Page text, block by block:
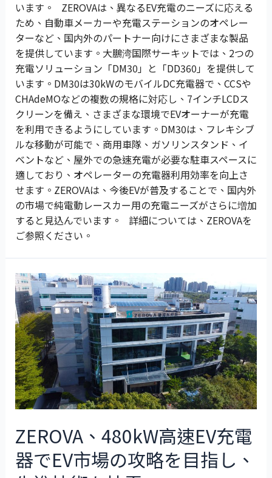
います。 ZEROVAは、異なるEV充電のニーズに応える
ため、自動車メーカーや充電ステーションのオペレー
ターなど、国内外のパートナー向けにさまざまな製品
を提供しています。大鵬湾国際サーキットでは、2つの
充電ソリューション「DM30」と「DD360」を提供して
います。DM30は30kWのモバイルDC充電器で、CCSや
CHAdeMOなどの複数の規格に対応し、7インチLCDス
クリーンを備え、さまざまな環境でEVオーナーが充電
を利用できるようにしています。DM30は、フレキシブ
ルな移動が可能で、商用車隊、ガソリンスタンド、イ
ベントなど、屋外での急速充電が必要な駐車スペースに
適しており、オペレーターの充電器利用効率を向上さ
せます。ZEROVAは、今後EVが普及することで、国内外
の市場で純電動レースカー用の充電ニーズがさらに増加
すると見込んでいます。 詳細については、ZEROVAを
ご参照ください。
ZEROVA、480kW高速EV充電
器でEV市場の攻略を目指し、